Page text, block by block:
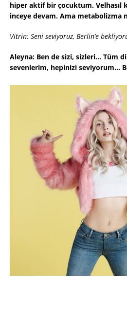
hiper aktif bir çocuktum. Velhasıl
inceye devam. Ama metabolizma
Vitrin: Seni seviyoruz, Berlin’e
Aleyna: Ben de sizi, sizleri… Tüm
sevenlerim, hepinizi seviyorum…